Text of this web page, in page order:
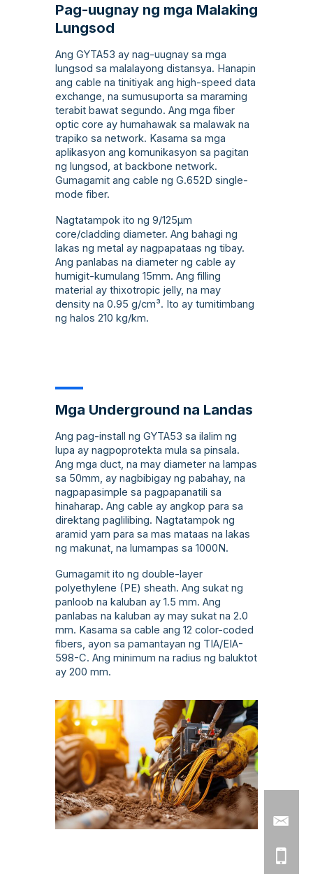
Pag-uugnay ng mga Malaking
Lungsod
Ang GYTA53 ay nag-uugnay sa mga
lungsod sa malalayong distansya. Hanapin
ang cable na tinitiyak ang high-speed data
exchange, na sumusuporta sa maraming
terabit bawat segundo. Ang mga fiber
optic core ay humahawak sa malawak na
trapiko sa network. Kasama sa mga
aplikasyon ang komunikasyon sa pagitan
ng lungsod, at backbone network.
Gumagamit ang cable ng G.652D single-
mode fiber.
Nagtatampok ito ng 9/125µm
core/cladding diameter. Ang bahagi ng
lakas ng metal ay nagpapataas ng tibay.
Ang panlabas na diameter ng cable ay
humigit-kumulang 15mm. Ang filling
material ay thixotropic jelly, na may
density na 0.95 g/cm³. Ito ay tumitimbang
ng halos 210 kg/km.
Mga Underground na Landas
Ang pag-install ng GYTA53 sa ilalim ng
lupa ay nagpoprotekta mula sa pinsala.
Ang mga duct, na may diameter na lampas
sa 50mm, ay nagbibigay ng pabahay, na
nagpapasimple sa pagpapanatili sa
hinaharap. Ang cable ay angkop para sa
direktang paglilibing. Nagtatampok ng
aramid yarn para sa mas mataas na lakas
ng makunat, na lumampas sa 1000N.
Gumagamit ito ng double-layer
polyethylene (PE) sheath. Ang sukat ng
panloob na kaluban ay 1.5 mm. Ang
panlabas na kaluban ay may sukat na 2.0
mm. Kasama sa cable ang 12 color-coded
fibers, ayon sa pamantayan ng TIA/EIA-
598-C. Ang minimum na radius ng baluktot
ay 200 mm.